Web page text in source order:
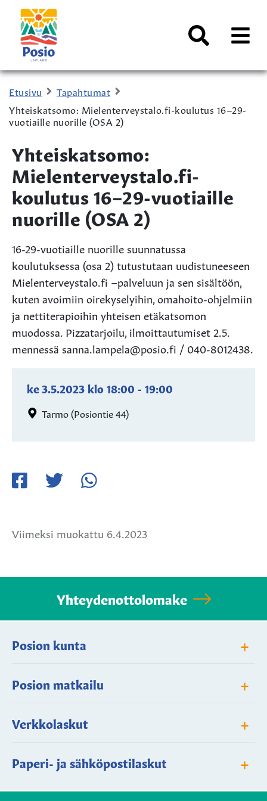
Siirry sisältöön
Kaupungin
logo
AVAA
Etusivu
Tapahtumat
Yhteiskatsomo: Mielenterveystalo.fi-koulutus 16–29-
vuotiaille nuorille (OSA 2)
Yhteiskatsomo:
Mielenterveystalo.fi-
koulutus 16–29-vuotiaille
nuorille (OSA 2)
16-29-vuotiaille nuorille suunnatussa
koulutuksessa (osa 2) tutustutaan uudistuneeseen
Mielenterveystalo.fi –palveluun ja sen sisältöön,
kuten avoimiin oirekyselyihin, omahoito-ohjelmiin
ja nettiterapioihin yhteisen etäkatsomon
muodossa. Pizzatarjoilu, ilmoittautumiset 2.5.
mennessä sanna.lampela@posio.fi / 040-8012438.
ke 3.5.2023klo18:00 - 19:00
Tarmo (Posiontie 44)
Viimeksi muokattu 6.4.2023
Yhteydenottolomake
Posion kunta +
Posion matkailu +
Verkkolaskut +
Paperi- ja sähköpostilaskut +